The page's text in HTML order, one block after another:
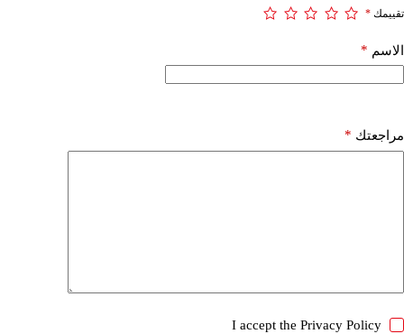
تقييمك *
الاسم *
مراجعتك *
I accept the Privacy Policy